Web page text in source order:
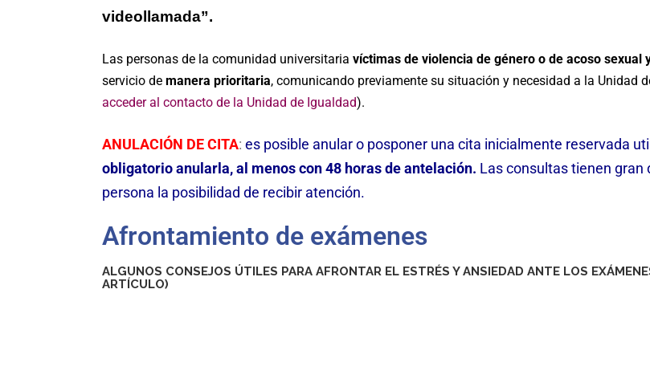
videollamada”.
Las personas de la comunidad universitaria víctimas de violencia de género o de acoso sexual
servicio de manera prioritaria, comunicando previamente su situación y necesidad a la Unidad
acceder al contacto de la Unidad de Igualdad).
ANULACIÓN DE CITA: es posible anular o posponer una cita inicialmente reservada
obligatorio anularla, al menos con 48 horas de antelación. Las consultas tienen gran
persona la posibilidad de recibir atención.
Afrontamiento de exámenes
ALGUNOS CONSEJOS ÚTILES PARA AFRONTAR EL ESTRÉS Y ANSIEDAD ANTE LOS
ARTÍCULO)